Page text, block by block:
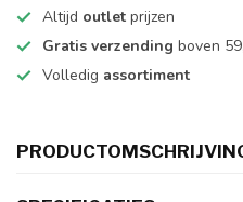
Altijd outlet prijzen
Gratis verzending boven
Volledig assortiment